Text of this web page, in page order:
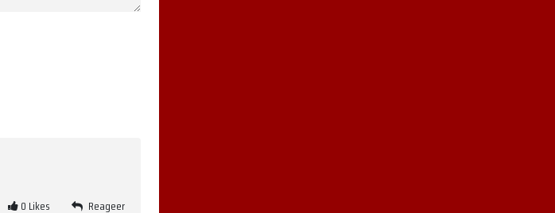
0 Likes Reageer